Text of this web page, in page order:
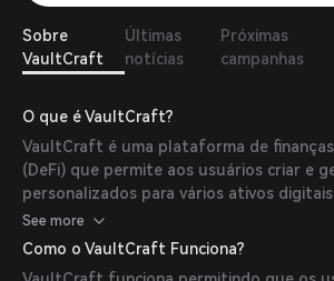
Sobre
VaultCraft
Últimas
notícias
Próximas
campanhas
O que é VaultCraft?
VaultCraft é uma plataforma de
(DeFi) que permite aos usuários criar e
personalizados para vários ativos
fornecer um ambiente flexível e fácil de
estratégias de rendimento e gerenciar
See more
Como o VaultCraft Funciona?